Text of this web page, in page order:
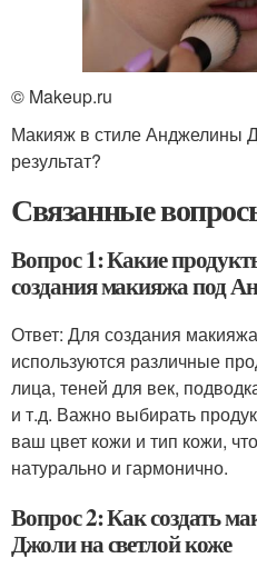
© Makeup.ru
Макияж в стиле Анджелины
результат?
Связанные
Вопрос 1: Какие
создания макияжа под
Ответ: Для создания
используются различные
лица, теней для век,
и т.д. Важно выбирать
ваш цвет кожи и тип кожи,
натурально и гармонично.
Вопрос 2: Как создать
Джоли на светлой коже